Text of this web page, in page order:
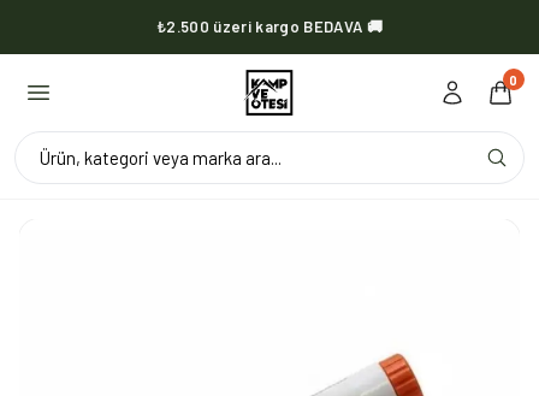
₺2.500 üzeri kargo BEDAVA 🚚
KVOX ürünlerinde kargo her zaman bedava 🔥
0
Ürün, kategori veya marka ara...